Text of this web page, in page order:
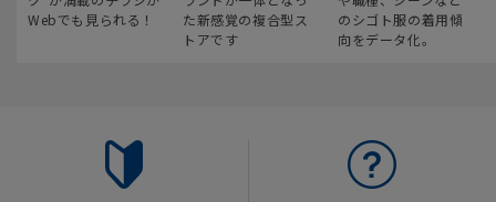
Webでも見られる！
た新感覚の複合型ス
トアです
のシゴト服の着用傾
向をデータ化。